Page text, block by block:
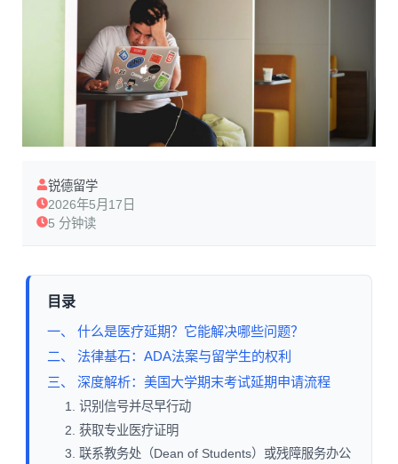
锐德留学
2026年5月17日
5 分钟读
目录
一、 什么是医疗延期？它能解决哪些问题？
二、 法律基石：ADA法案与留学生的权利
三、 深度解析：美国大学期末考试延期申请流程
1. 识别信号并尽早行动
2. 获取专业医疗证明
3. 联系教务处（Dean of Students）或残障服务办公